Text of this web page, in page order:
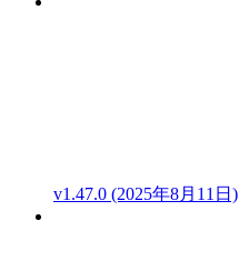
v1.47.0 (2025年8月11日)